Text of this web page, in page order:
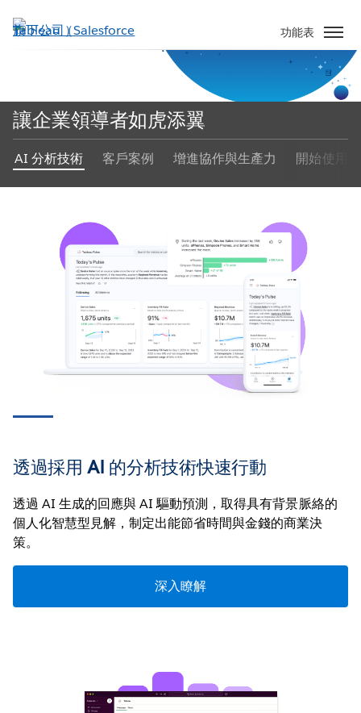
至
功能表
讓企業領導者如虎添翼
採用 AI的分析技術增進效率
立即觀看
與我們聯絡
讓企業領導者如虎添翼
AI 分析技術 客戶案例 增進協作與生產力 開始使用
透過採用 AI 的分析技術快速行動
透過 AI 生成的回應與 AI 驅動預測，取得具有背景脈絡的
個人化智慧型見解，制定出能節省時間與金錢的商業決
策。
深入瞭解